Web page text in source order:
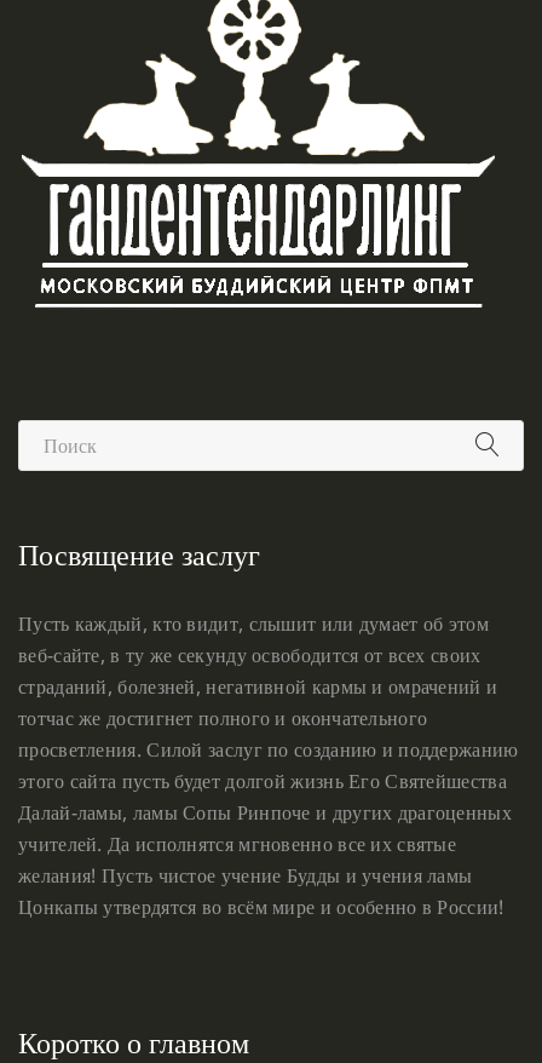
Посвящение заслуг
Пусть каждый, кто видит, слышит или думает об этом
веб-сайте, в ту же секунду освободится от всех своих
страданий, болезней, негативной кармы и омрачений и
тотчас же достигнет полного и окончательного
просветления. Силой заслуг по созданию и поддержанию
этого сайта пусть будет долгой жизнь Его Святейшества
Далай-ламы, ламы Сопы Ринпоче и других драгоценных
учителей. Да исполнятся мгновенно все их святые
желания! Пусть чистое учение Будды и учения ламы
Цонкапы утвердятся во всём мире и особенно в России!
Коротко о главном